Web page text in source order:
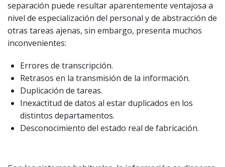
separación puede resultar aparentemente ventajosa a
nivel de especialización del personal y de abstracción de
otras tareas ajenas, sin embargo, presenta muchos
inconvenientes:
Errores de transcripción.
Retrasos en la transmisión de la información.
Duplicación de tareas.
Inexactitud de datos al estar duplicados en los
distintos departamentos.
Desconocimiento del estado real de fabricación.